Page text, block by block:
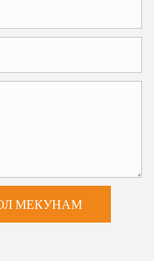
МЕКУНАМ